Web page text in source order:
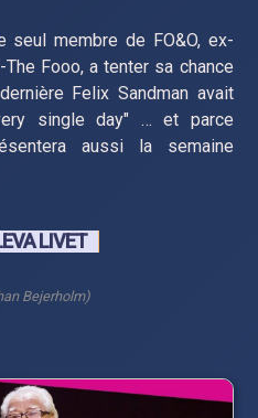
seul membre de FO&O, ex-
Fooo, a tenter sa chance
Felix Sandman avait
single day" … et parce
aussi la semaine
LIVET
Bejerholm)